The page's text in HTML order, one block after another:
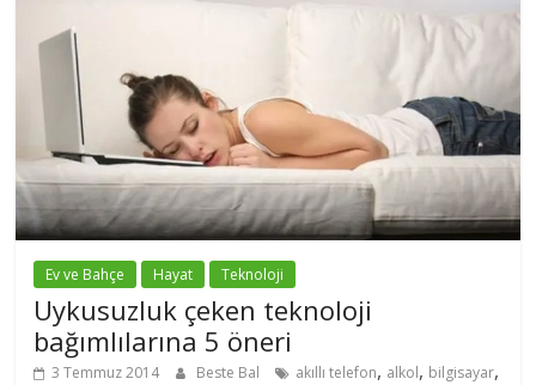
Ev ve Bahçe Hayat Teknoloji
Uykusuzluk çeken teknoloji
bağımlılarına 5 öneri
3 Temmuz 2014 Beste Bal akıllı telefon, alkol, bilgisayar,